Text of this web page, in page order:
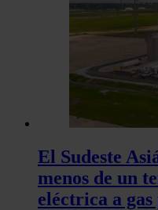
El Sudeste
menos de un
eléctrica a